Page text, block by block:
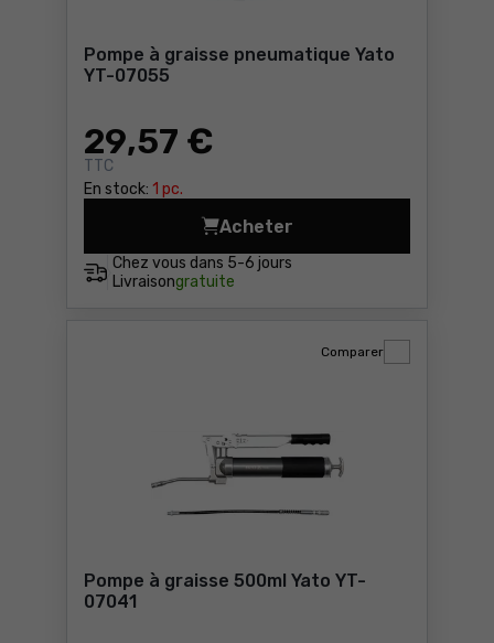
Pompe à graisse pneumatique Yato
YT-07055
29,57 €
TTC
En stock: 1 pc.
Chez vous dans 5-6 jours
Livraisongratuite
Acheter
Pompe à graisse
Pompe à graisse 500ml Yato YT-
07041
Comparer